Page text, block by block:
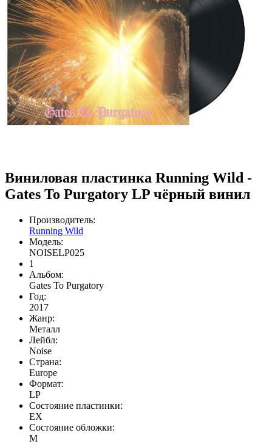
Виниловая пластинка Running Wild -
Gates To Purgatory LP чёрный винил
Производитель:
Running Wild
Модель:
NOISELP025
1
Альбом:
Gates To Purgatory
Год:
2017
Жанр:
Meталл
Лейбл:
Noise
Страна:
Europe
Формат:
LP
Состояние пластинки:
EX
Состояние обложки:
M